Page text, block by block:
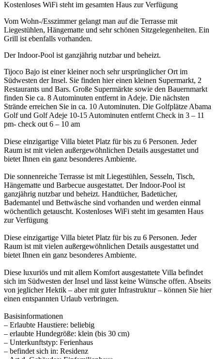
Kostenloses WiFi steht im gesamten Haus zur Verfügung
Vom Wohn-/Esszimmer gelangt man auf die Terrasse mit
Liegestühlen, Hängematte und sehr schönen Sitzgelegenheiten. Ein
Grill ist ebenfalls vorhanden.
Der Indoor-Pool ist ganzjährig nutzbar und beheizt.
Tijoco Bajo ist einer kleiner noch sehr ursprünglicher Ort im
Südwesten der Insel. Sie finden hier einen kleinen Supermarkt, 2
Restaurants und Bars. Große Supermärkte sowie den Bauernmarkt
finden Sie ca. 8 Autominuten entfernt in Adeje. Die nächsten
Strände erreichen Sie in ca. 10 Autominuten. Die Golfplätze Abama
Golf und Golf Adeje 10-15 Autominuten entfernt Check in 3 – 11
pm- check out 6 – 10 am
Diese einzigartige Villa bietet Platz für bis zu 6 Personen. Jeder
Raum ist mit vielen außergewöhnlichen Details ausgestattet und
bietet Ihnen ein ganz besonderes Ambiente.
Die sonnenreiche Terrasse ist mit Liegestühlen, Sesseln, Tisch,
Hängematte und Barbecue ausgestattet. Der Indoor-Pool ist
ganzjährig nutzbar und beheizt. Handtücher, Badetücher,
Bademantel und Bettwäsche sind vorhanden und werden einmal
wöchentlich getauscht. Kostenloses WiFi steht im gesamten Haus
zur Verfügung
Diese einzigartige Villa bietet Platz für bis zu 6 Personen. Jeder
Raum ist mit vielen außergewöhnlichen Details ausgestattet und
bietet Ihnen ein ganz besonderes Ambiente.
Diese luxuriös und mit allem Komfort ausgestattete Villa befindet
sich im Südwesten der Insel und lässt keine Wünsche offen. Abseits
von jeglicher Hektik – aber mit guter Infrastruktur – können Sie hier
einen entspannten Urlaub verbringen.
Basisinformationen
– Erlaubte Haustiere: beliebig
– erlaubte Hundegröße: klein (bis 30 cm)
– Unterkunftstyp: Ferienhaus
– befindet sich in: Residenz